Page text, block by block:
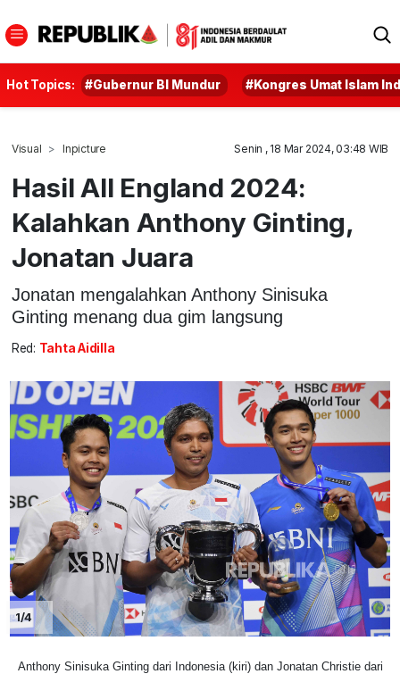
Hot Topics: #Gubernur BI Mundur #Kongres Umat Islam
Visual Inpicture Senin , 18 Mar 2024, 03:48 WIB
Hasil All England 2024:
Kalahkan Anthony Ginting,
Jonatan Juara
Jonatan mengalahkan Anthony Sinisuka
Ginting menang dua gim langsung
Red: Tahta Aidilla
1/4
Anthony Sinisuka Ginting dari Indonesia (kiri) dan Jonatan Christie dari